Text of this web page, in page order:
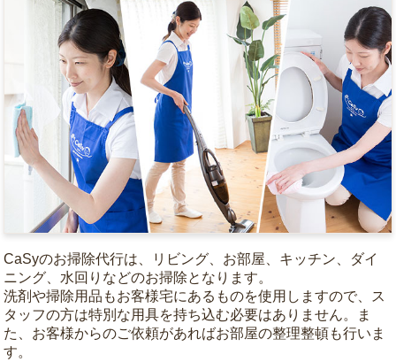
CaSyのお掃除代行は、リビング、お部屋、キッチン、ダイ
ニング、水回りなどのお掃除となります。
洗剤や掃除用品もお客様宅にあるものを使用しますので、ス
タッフの方は特別な用具を持ち込む必要はありません。ま
た、お客様からのご依頼があればお部屋の整理整頓も行いま
す。